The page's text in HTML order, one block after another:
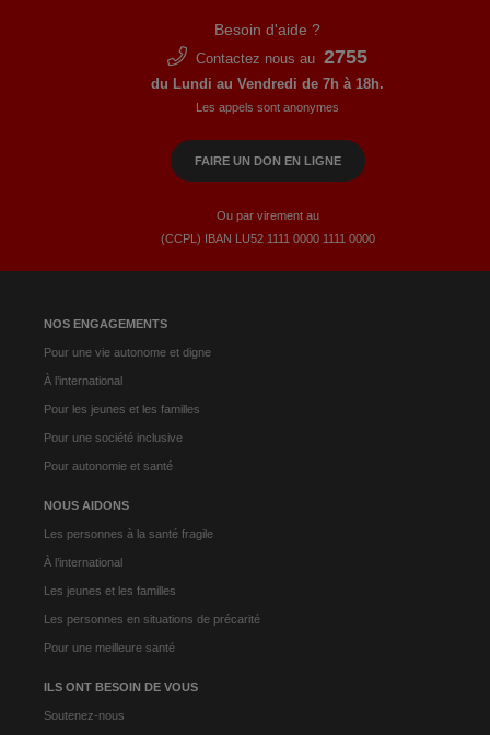
NOS ENGAGEMENTS
Pour une vie autonome et digne
À l’international
Pour les jeunes et les familles
Pour une société inclusive
Pour autonomie et santé
NOUS AIDONS
Les personnes à la santé fragile
À l’international
Les jeunes et les familles
Les personnes en situations de précarité
Pour une meilleure santé
ILS ONT BESOIN DE VOUS
Soutenez-nous
Besoin d'aide ?
Contactez nous au 2755
du Lundi au Vendredi de 7h à 18h.
Les appels sont anonymes
FAIRE UN DON EN LIGNE
Ou par virement au
(CCPL) IBAN LU52​ 1111​ 0000​ 1111​ 0000